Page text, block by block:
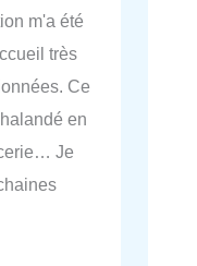
m'a été
très
Ce
en
Je